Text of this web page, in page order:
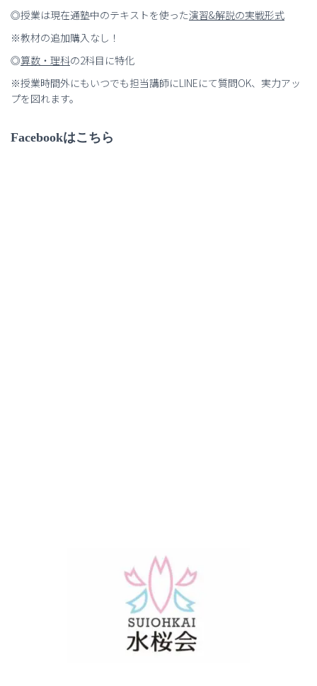
◎授業は現在通塾中のテキストを使った演習&解説の実戦形式
※教材の追加購入なし！
◎算数・理科の2科目に特化
※授業時間外にもいつでも担当講師にLINEにて質問OK、実力アッ
プを図れます。
Facebookはこちら